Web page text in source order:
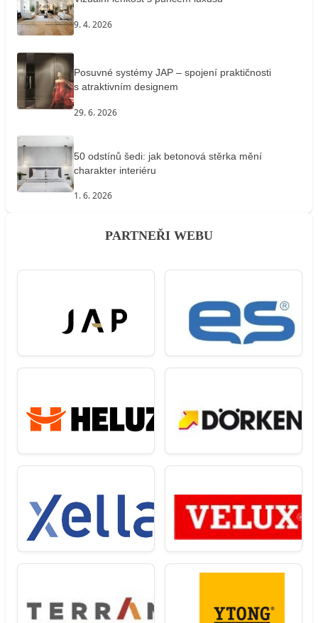
9. 4. 2026
Posuvné systémy JAP – spojení praktičnosti
s atraktivním designem
29. 6. 2026
50 odstínů šedi: jak betonová stěrka mění
charakter interiéru
1. 6. 2026
PARTNEŘI WEBU